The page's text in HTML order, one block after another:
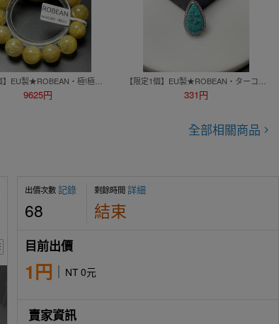
【限定1個】EU製★ROBEAN・極!極満針ルチルクォーツ★ブレスレット パワーストーン 天然石 金運 お守り 14.8-15.7mm M0507574
9625円 331円
全部相關商品
出價次數記錄
68
剩餘時間詳細
結束
目前出價
1円 NT 0元
賣家資訊